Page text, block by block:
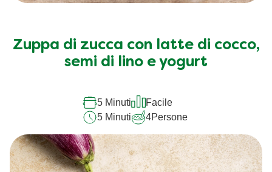
Zuppa di zucca con latte di cocco,
semi di lino e yogurt
5 Minuti
Facile
5 Minuti
4Persone